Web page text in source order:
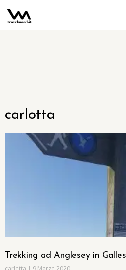
carlotta
Trekking ad Anglesey in Galles
carlotta 9 Marzo 2020